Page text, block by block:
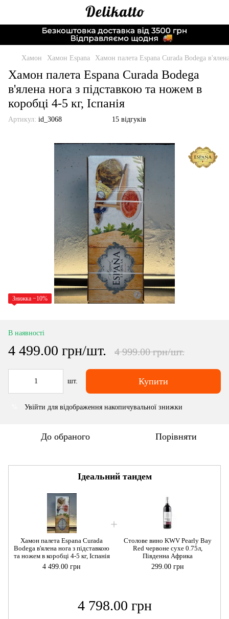
Хамон Хамон Espana Хамон палета Espana Curada Bodega
Хамон палета Espana Curada Bodega
в'ялена нога з підставкою та ножем в
коробці 4-5 кг, Іспанія
Артикул: id_3068 15 відгуків
Знижка −10%
В наявності
4 499.00 грн/шт. 4 999.00 грн/шт.
шт. Купити
Увійти для відображення накопичувальної знижки
До обраного Порівняти
Ідеальний тандем
Хамон палета Espana Curada
Bodega в'ялена нога з підставкою
та ножем в коробці 4-5 кг, Іспанія
4 499.00 грн
Столове вино KWV Pearly Bay
Red червоне сухе 0.75л,
Південна Африка
299.00 грн
4 798.00 грн